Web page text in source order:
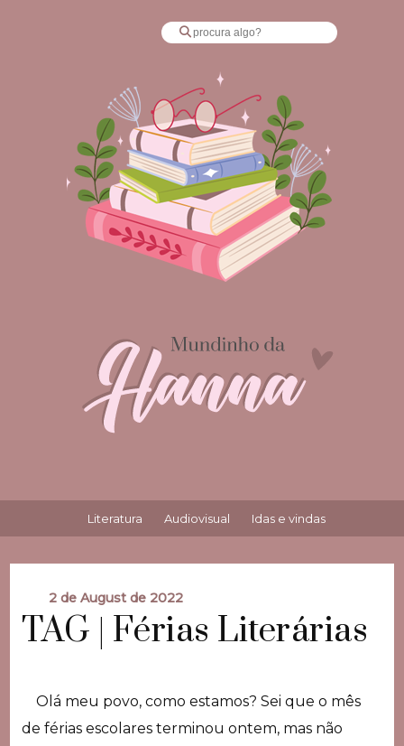
Literatura Audiovisual Idas e vindas
2 de August de 2022
TAG | Férias Literárias
Olá meu povo, como estamos? Sei que o mês
de férias escolares terminou ontem, mas não